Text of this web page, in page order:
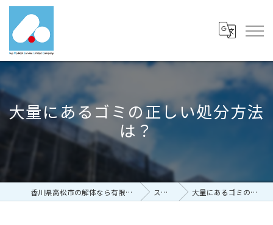
大量にあるゴミの正しい処分方法
は？
香川県高松市の解体なら有限会社富士メディカルサービス ストーリー 大量にあるゴミの正しい処分方法は？